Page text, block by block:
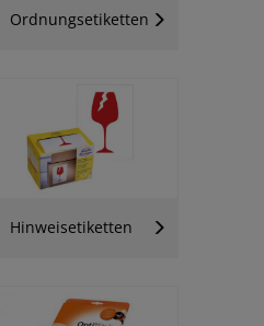
Ordnungsetiketten
Hinweisetiketten